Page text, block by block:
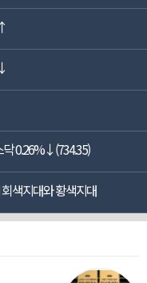
0.26%↓(734.35)
색지대와 황색지대